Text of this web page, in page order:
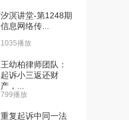
汐溟讲堂-第1248期
信息网络传...
1035播放
王幼柏律师团队：
起诉小三返还财
产，...
799播放
重复起诉中同一法